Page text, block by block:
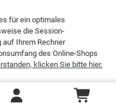
für ein optimales
die Session-
auf Ihrem Rechner
des Online-Shops
klicken Sie bitte hier.